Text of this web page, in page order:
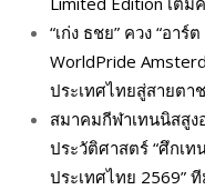
“เก่ง ธชย” ควง “อา
WorldPride
ประเทศไทยสู่สายตา
สมาคมกีฬาเทนนิสสูง
ประวัติศาสตร์ “ศึกเ
ประเทศไทย 2569”